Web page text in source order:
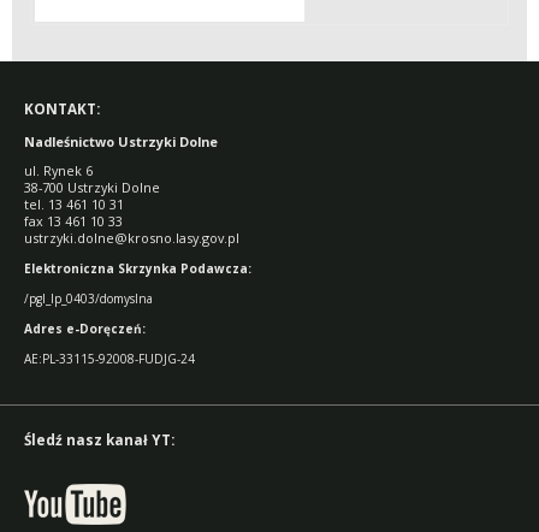
KONTAKT:
Nadleśnictwo Ustrzyki Dolne
ul. Rynek 6
38-700 Ustrzyki Dolne
tel. 13 461 10 31
fax 13 461 10 33
ustrzyki.dolne@krosno.lasy.gov.pl
Elektroniczna Skrzynka Podawcza:
/pgl_lp_0403/domyslna
Adres e-Doręczeń:
AE:PL-33115-92008-FUDJG-24
Śledź nasz kanał YT: